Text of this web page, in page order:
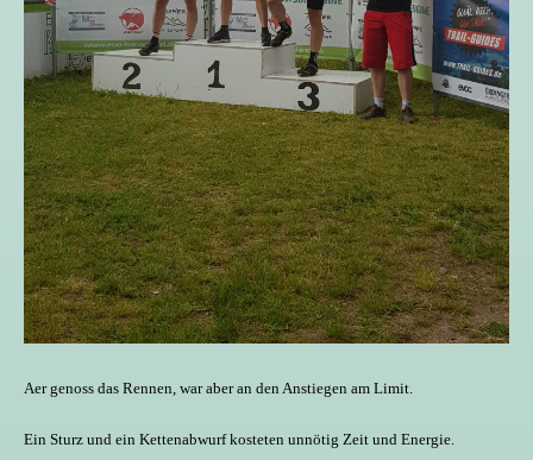
Aer genoss das Rennen, war aber an den Anstiegen am Limit.
Ein Sturz und ein Kettenabwurf kosteten unnötig Zeit und Energie.